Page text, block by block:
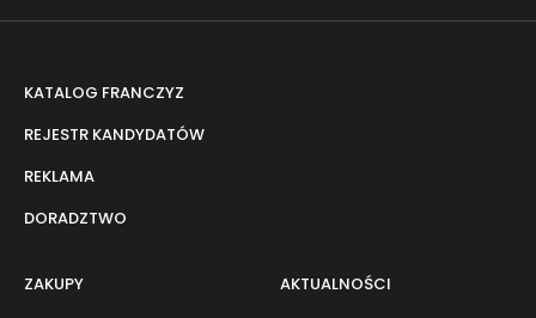
KATALOG FRANCZYZ
REJESTR KANDYDATÓW
REKLAMA
DORADZTWO
ZAKUPY AKTUALNOŚCI